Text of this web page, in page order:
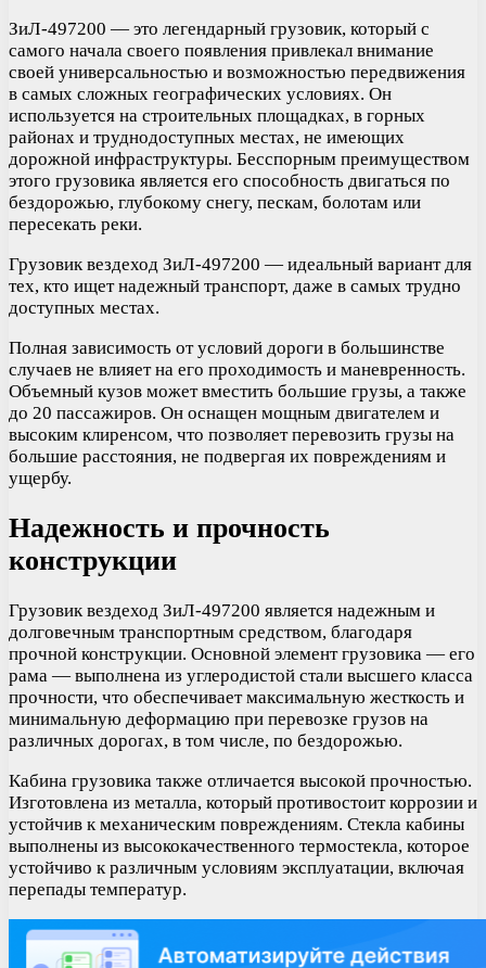
ЗиЛ-497200 — это легендарный грузовик, который с
самого начала своего появления привлекал внимание
своей универсальностью и возможностью передвижения
в самых сложных географических условиях. Он
используется на строительных площадках, в горных
районах и труднодоступных местах, не имеющих
дорожной инфраструктуры. Бесспорным преимуществом
этого грузовика является его способность двигаться по
бездорожью, глубокому снегу, пескам, болотам или
пересекать реки.
Грузовик вездеход ЗиЛ-497200 — идеальный вариант для
тех, кто ищет надежный транспорт, даже в самых трудно
доступных местах.
Полная зависимость от условий дороги в большинстве
случаев не влияет на его проходимость и маневренность.
Объемный кузов может вместить большие грузы, а также
до 20 пассажиров. Он оснащен мощным двигателем и
высоким клиренсом, что позволяет перевозить грузы на
большие расстояния, не подвергая их повреждениям и
ущербу.
Надежность и прочность
конструкции
Грузовик вездеход ЗиЛ-497200 является надежным и
долговечным транспортным средством, благодаря
прочной конструкции. Основной элемент грузовика — его
рама — выполнена из углеродистой стали высшего класса
прочности, что обеспечивает максимальную жесткость и
минимальную деформацию при перевозке грузов на
различных дорогах, в том числе, по бездорожью.
Кабина грузовика также отличается высокой прочностью.
Изготовлена из металла, который противостоит коррозии и
устойчив к механическим повреждениям. Стекла кабины
выполнены из высококачественного термостекла, которое
устойчиво к различным условиям эксплуатации, включая
перепады температур.